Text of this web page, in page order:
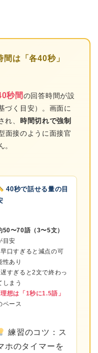
は「各40秒」
秒間の回答時間が設
づく目安）。画面に
れ、 時間切れで強制
面接のように面接官
。
40秒で話せる量の目
50〜70語（3〜5文）
目安
早口すぎると減点の可
性あり
遅すぎると2文で終わっ
しまう
理想は「1秒に1.5語」
ペース
練習のコツ：ス
ホのタイマーを